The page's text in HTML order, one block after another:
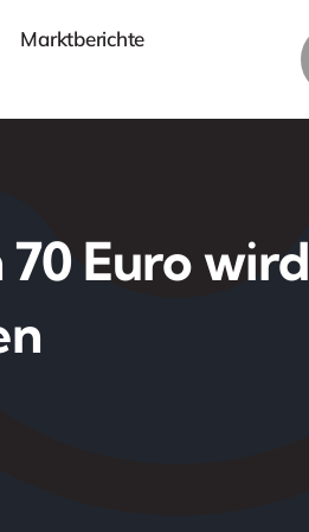
Marktberichte
Euro wird